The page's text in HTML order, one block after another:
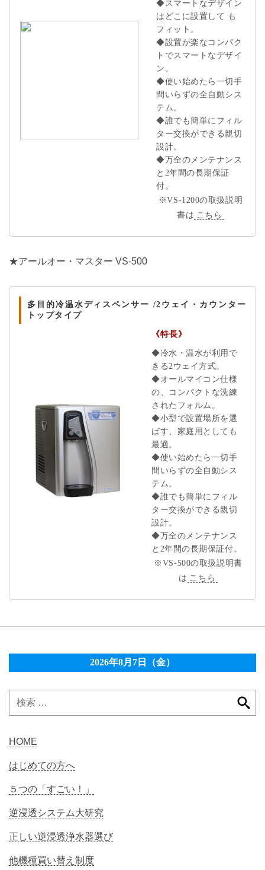
◆スマートなデザイン
はどこに設置して も
フィット。
◆設置が楽なコンパク
トでスマートなデザイ
ン。
◆使い始めたら一切手
間いらずの全自動シス
テム。
◆誰でも簡単にフィル
ター交換ができる親切
設計。
◆万全のメンテナンス
と2年間の長期保証
付。
※VS-1200の取扱説明
書は こちら
★アールオー・マスター VS-500
多目的冷温水ディスペンサー /2ウェイ・カウンター
トップタイプ
《特長》
◆冷水・温水が利用で
きる2ウェイ方式。
◆オールマイコン仕様
の、コンパクトな洗練
されたフォルム。
◆小型で設置場所を選
ばす、家庭用としても
最適。
◆使い始めたら一切手
間いらずの全自動シス
テム。
◆誰でも簡単にフィル
ター交換ができる親切
設計。
◆万全のメンテナンス
と2年間の長期保証付。
※VS-500の取扱説明書
は こちら
2026年8月7日（金）
HOME
はじめての方へ
５つの「すごい！」
逆浸透システム大研究
正しい逆浸透浄水器選び
他機種買い替え制度